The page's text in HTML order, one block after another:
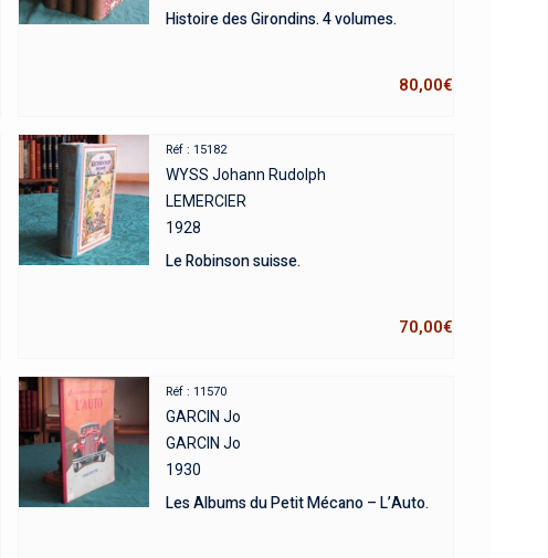
Histoire des Girondins. 4 volumes.
80,00€
Réf : 15182
WYSS Johann Rudolph
LEMERCIER
1928
Le Robinson suisse.
70,00€
Réf : 11570
GARCIN Jo
GARCIN Jo
1930
Les Albums du Petit Mécano – L’Auto.